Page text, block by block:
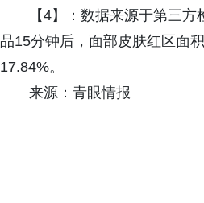
【4】：数据来源于第三
品15分钟后，面部皮肤红区面
17.84%。
来源：青眼情报